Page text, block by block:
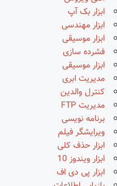
ابزار بک آپ
ابزار مهندسی
ابزار موسیقی
فشرده سازی
ابزار موسیقی
مدیریت ابری
کنترل والدین
مدیریت FTP
برنامه نویسی
ویرایشگر فیلم
ابزار حذف کلی
ابزار ویندوز 10
ابزار پی دی اف